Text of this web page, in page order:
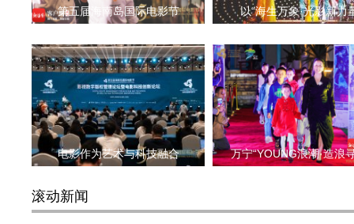
第五届海南岛国际电影节 以“海生万象·光影新力
电影作为艺术与科技融合 万宁“YOUNG浪潮·造浪
滚动新闻